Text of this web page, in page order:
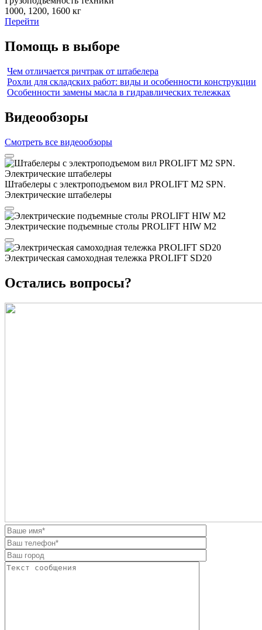
1000, 1200, 1600 кг
Перейти
Помощь в выборе
Чем отличается ричтрак от штабелера
Рохли для складских работ: виды и особенности конструкции
Особенности замены масла в гидравлических тележках
Видеообзоры
Смотреть все видеообзоры
Штабелеры с электроподъемом вил PROLIFT M2 SPN.
Электрические штабелеры
Электрические подъемные столы PROLIFT HIW M2
Электрическая самоходная тележка PROLIFT SD20
Остались вопросы?